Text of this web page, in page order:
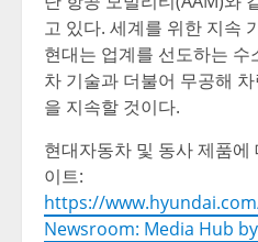
고 있다. 세계를 위한 지속
현대는 업계를 선도하는
차 기술과 더불어 무공해
을 지속할 것이다.
현대자동차 및 동사 제품
이트:
https://
Newsroom: Media Hub